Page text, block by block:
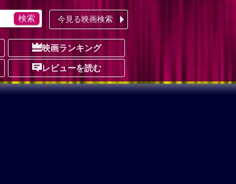
今見る映画検索
映画ランキング
レビューを読む